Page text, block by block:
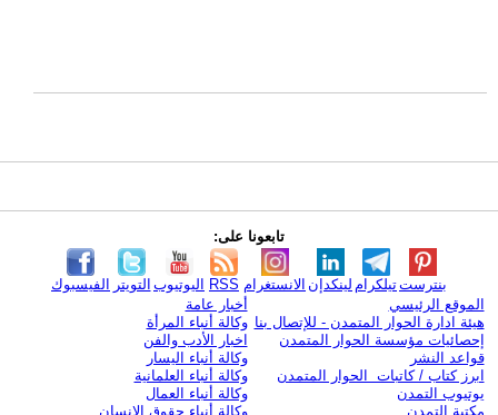
تابعونا على:
الفيسبوك التويتر اليوتيوب RSS الانستغرام لينكدإن تيلكرامبنترست
الموقع الرئيسي
هيئة ادارة الحوار المتمدن - للإتصال بنا
إحصائيات مؤسسة الحوار المتمدن
قواعد النشر
ابرز كتاب / كاتبات الحوار المتمدن
يوتيوب التمدن
مكتبة التمدن
أخبار عامة
وكالة أنباء المرأة
اخبار الأدب والفن
وكالة أنباء اليسار
وكالة أنباء العلمانية
وكالة أنباء العمال
وكالة أنباء حقوق الإنسان